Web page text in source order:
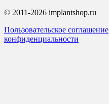
© 2011-2026 implantshop.ru
Пользовательское соглашение
конфиденциальности